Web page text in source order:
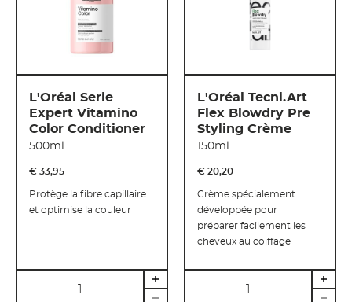
L'Oréal Serie
Expert Vitamino
Color Conditioner
500ml
€ 33,95
Protège la fibre capillaire
et optimise la couleur
L'Oréal Tecni.Art
Flex Blowdry Pre
Styling Crème
150ml
€ 20,20
Crème spécialement
développée pour
préparer facilement les
cheveux au coiffage